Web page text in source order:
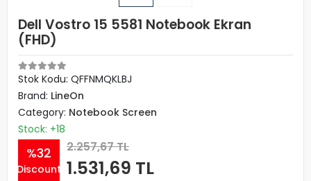
Dell Vostro 15 5581 Notebook Ekran
(FHD)
Stok Kodu: QFFNMQKLBJ
Brand: LineOn
Category: Notebook Screen
Stock: +18
%32
Discount
2.257,67 TL
1.531,69 TL